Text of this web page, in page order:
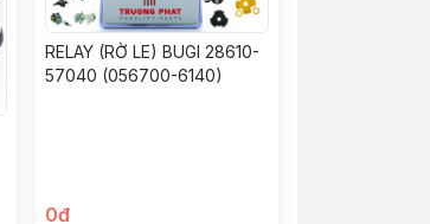
RELAY (RỜ LE) BUGI 28610-
57040 (056700-6140)
0đ